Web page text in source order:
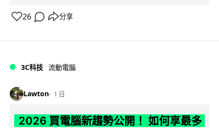
26 分享
3C科技 流動電腦
Lawton 1 日
2026 買電腦新趨勢公開！ 如何享最多